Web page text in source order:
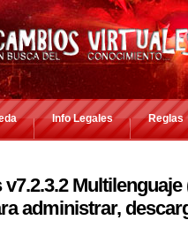
Info Legales Reglas
Multilenguaje
administrar,